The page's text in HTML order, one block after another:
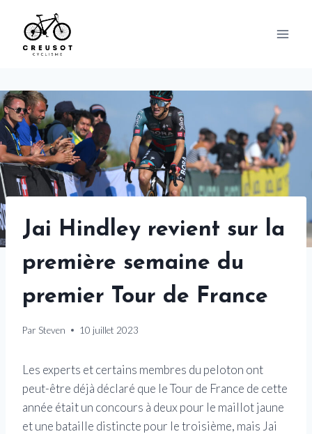
content
Jai Hindley revient sur la
première semaine du
premier Tour de France
Par Steven 10 juillet 2023
Les experts et certains membres du peloton ont
peut-être déjà déclaré que le Tour de France de cette
année était un concours à deux pour le maillot jaune
et une bataille distincte pour le troisième, mais Jai